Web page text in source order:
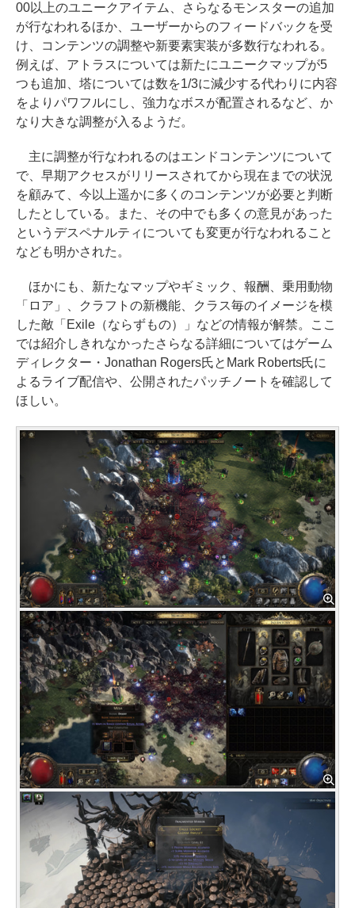
00以上のユニークアイテム、さらなるモンスターの追加
が行なわれるほか、ユーザーからのフィードバックを受
け、コンテンツの調整や新要素実装が多数行なわれる。
例えば、アトラスについては新たにユニークマップが5
つも追加、塔については数を1/3に減少する代わりに内容
をよりパワフルにし、強力なボスが配置されるなど、か
なり大きな調整が入るようだ。
主に調整が行なわれるのはエンドコンテンツについて
で、早期アクセスがリリースされてから現在までの状況
を顧みて、今以上遥かに多くのコンテンツが必要と判断
したとしている。また、その中でも多くの意見があった
というデスペナルティについても変更が行なわれること
なども明かされた。
ほかにも、新たなマップやギミック、報酬、乗用動物
「ロア」、クラフトの新機能、クラス毎のイメージを模
した敵「Exile（ならずもの）」などの情報が解禁。ここ
では紹介しきれなかったさらなる詳細についてはゲーム
ディレクター・Jonathan Rogers氏とMark Roberts氏に
よるライブ配信や、公開されたパッチノートを確認して
ほしい。